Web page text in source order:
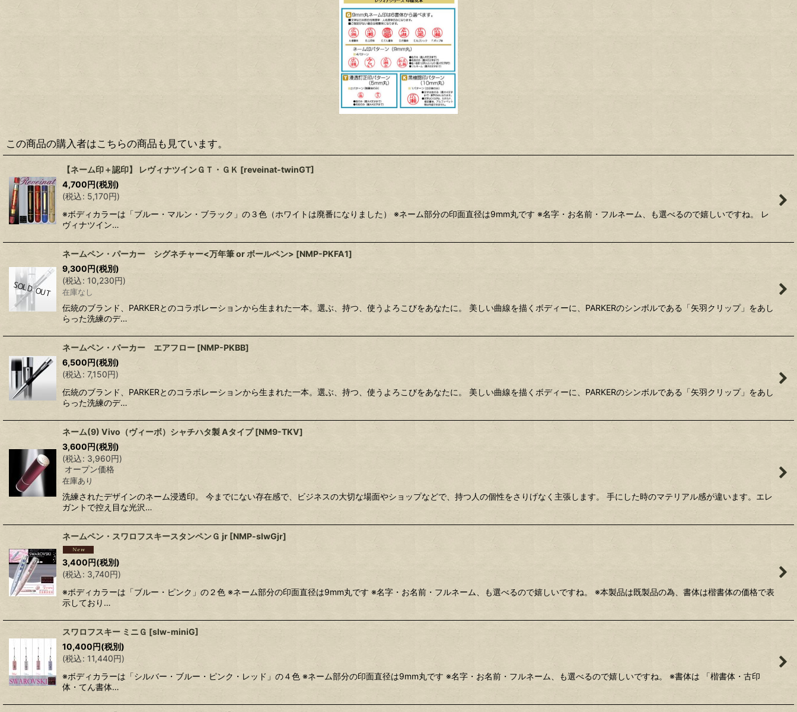
この商品の購入者はこちらの商品も見ています。
【ネーム印＋認印】 レヴィナツインＧＴ・ＧＫ [reveinat-twinGT]
4,700円(税別)
(税込: 5,170円)
※ボディカラーは「ブルー・マルン・ブラック」の３色（ホワイトは廃番になりました） ※ネーム部分の印面直径は9mm丸です ※名字・お名前・フルネーム、も選べるので嬉しいですね。 レ
ヴィナツイン…
ネームペン・パーカー シグネチャー<万年筆 or ボールペン> [NMP-PKFA1]
9,300円(税別)
(税込: 10,230円)
在庫なし
伝統のブランド、PARKERとのコラボレーションから生まれた一本。選ぶ、持つ、使うよろこびをあなたに。 美しい曲線を描くボディーに、PARKERのシンボルである「矢羽クリップ」をあし
らった洗練のデ…
ネームペン・パーカー エアフロー [NMP-PKBB]
6,500円(税別)
(税込: 7,150円)
伝統のブランド、PARKERとのコラボレーションから生まれた一本。選ぶ、持つ、使うよろこびをあなたに。 美しい曲線を描くボディーに、PARKERのシンボルである「矢羽クリップ」をあし
らった洗練のデ…
ネーム(9) Vivo（ヴィーボ）シャチハタ製 Aタイプ [NM9-TKV]
3,600円(税別)
(税込: 3,960円)
オープン価格
在庫あり
洗練されたデザインのネーム浸透印。 今までにない存在感で、ビジネスの大切な場面やショップなどで、持つ人の個性をさりげなく主張します。 手にした時のマテリアル感が違います。エレ
ガントで控え目な光沢…
ネームペン・スワロフスキースタンペンＧ jr [NMP-slwGjr]
3,400円(税別)
(税込: 3,740円)
※ボディカラーは「ブルー・ピンク」の２色 ※ネーム部分の印面直径は9mm丸です ※名字・お名前・フルネーム、も選べるので嬉しいですね。 ※本製品は既製品の為、書体は楷書体の価格で表
示しており…
スワロフスキー ミニＧ [slw-miniG]
10,400円(税別)
(税込: 11,440円)
※ボディカラーは「シルバー・ブルー・ピンク・レッド」の４色 ※ネーム部分の印面直径は9mm丸です ※名字・お名前・フルネーム、も選べるので嬉しいですね。 ※書体は 「楷書体・古印
体・てん書体…